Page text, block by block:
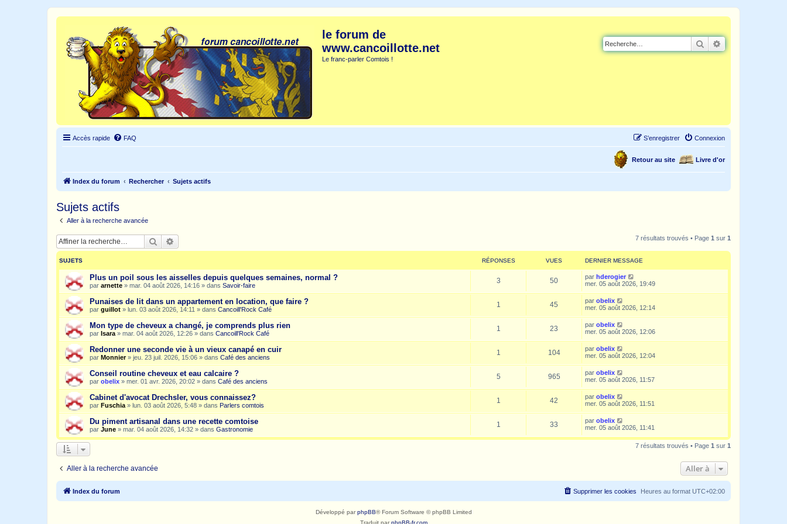
le forum de
www.cancoillotte.net
Le franc-parler Comtois !
Rechercher
Accès rapide FAQ Connexion
S’enregistrer
Livre d'or
Retour au site
Index du forum Rechercher Sujets actifs
Sujets actifs
Aller à la recherche avancée
Rechercher 7 résultats trouvés • Page 1 sur 1
SUJETS RÉPONSES VUES DERNIER MESSAGE
Plus un poil sous les aisselles depuis quelques semaines, normal ?
par arnette » mar. 04 août 2026, 14:16 » dans Savoir-faire
3 50 par hderogier
mer. 05 août 2026, 19:49
Punaises de lit dans un appartement en location, que faire ?
par guillot » lun. 03 août 2026, 14:11 » dans Cancoill'Rock Café
1 45 par obelix
mer. 05 août 2026, 12:14
Mon type de cheveux a changé, je comprends plus rien
par Isara » mar. 04 août 2026, 12:26 » dans Cancoill'Rock Café
1 23 par obelix
mer. 05 août 2026, 12:06
Redonner une seconde vie à un vieux canapé en cuir
par Monnier» jeu. 23 juil. 2026, 15:06 » dans Café des anciens
1 104 par obelix
mer. 05 août 2026, 12:04
Conseil routine cheveux et eau calcaire ?
par obelix » mer. 01 avr. 2026, 20:02 » dans Café des anciens
5 965 par obelix
mer. 05 août 2026, 11:57
Cabinet d'avocat Drechsler, vous connaissez?
par Fuschia » lun. 03 août 2026, 5:48 » dans Parlers comtois
1 42 par obelix
mer. 05 août 2026, 11:51
Du piment artisanal dans une recette comtoise
par June » mar. 04 août 2026, 14:32 » dans Gastronomie
1 33 par obelix
mer. 05 août 2026, 11:41
7 résultats trouvés • Page 1 sur 1
Aller à la recherche avancée Aller à
Index du forum Heures au format UTC+02:00
Supprimer les cookies
Développé parphpBB® Forum Software © phpBB Limited
Traduit parphpBB-fr.com